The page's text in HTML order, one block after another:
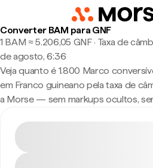
Converter BAM para GNF
1 BAM ≈ 5.206,05 GNF · Taxa de
de agosto, 6:36
Veja quanto é 1.800 Marco
em Franco guineano pela taxa de
a Morse — sem markups ocultos,